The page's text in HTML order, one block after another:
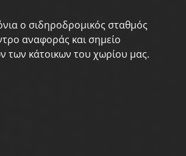
ο σιδηροδρομικός σταθμός
αναφοράς και σημείο
των κάτοικων του χωρίου μας.